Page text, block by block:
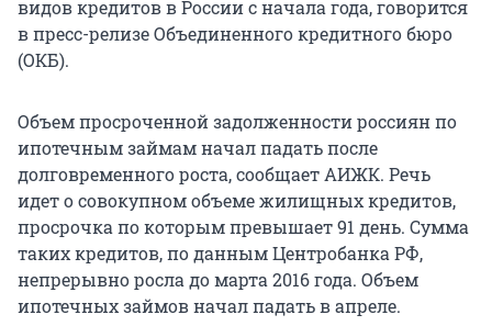
видов кредитов в России с начала года, говорится
в пресс-релизе Объединенного кредитного бюро
(ОКБ).
Объем просроченной задолженности россиян по
ипотечным займам начал падать после
долговременного роста, сообщает АИЖК. Речь
идет о совокупном объеме жилищных кредитов,
просрочка по которым превышает 91 день. Сумма
таких кредитов, по данным Центробанка РФ,
непрерывно росла до марта 2016 года. Объем
ипотечных займов начал падать в апреле.